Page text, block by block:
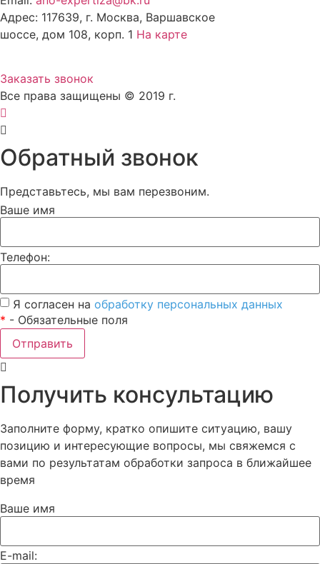
Адрес: 117639, г. Москва, Варшавское
шоссе, дом 108, корп. 1 На карте
Заказать звонок
Все права защищены © 2019 г.
Обратный звонок
Представьтесь, мы вам перезвоним.
Ваше имя
Телефон:
Я согласен на обработку персональных данных
* - Обязательные поля
Отправить
Получить консультацию
Заполните форму, кратко опишите ситуацию, вашу
позицию и интересующие вопросы, мы свяжемся с
вами по результатам обработки запроса в ближайшее
время
Ваше имя
E-mail: